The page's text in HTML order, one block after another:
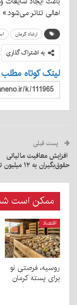
اهالی تئاتر می‌شود.»
ارشاد کرمان
به اشتراک گذاری
لینک کوتاه
پست قبلی
افزایش معافیت مالیاتی
حقوق‌بگیران به ۱۲ میلیون تومان
ممکن است
اقتصاد
روسیه، فرصتی نو
برای پسته کرمان